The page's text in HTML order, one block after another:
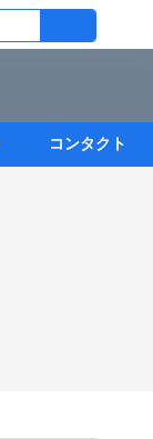
コンタクト